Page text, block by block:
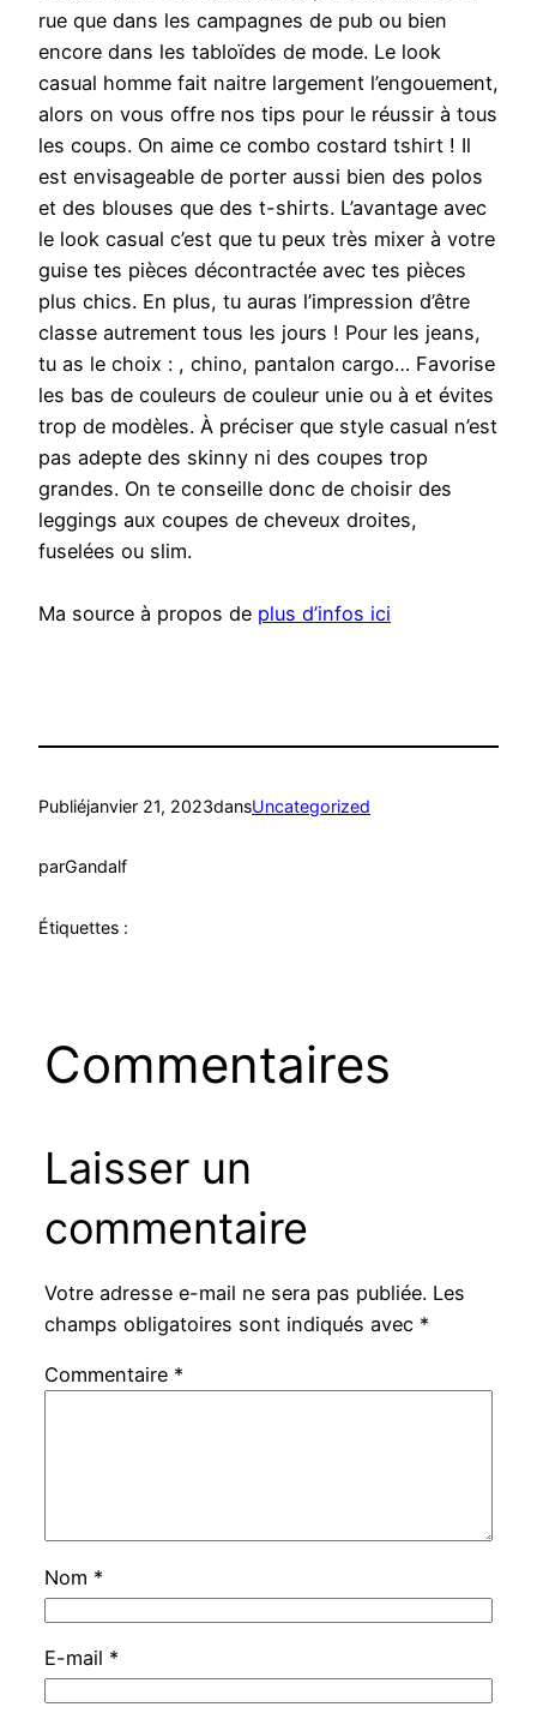
rue que dans les campagnes de pub ou bien
encore dans les tabloïdes de mode. Le look
casual homme fait naitre largement l’engouement,
alors on vous offre nos tips pour le réussir à tous
les coups. On aime ce combo costard tshirt ! Il
est envisageable de porter aussi bien des polos
et des blouses que des t-shirts. L’avantage avec
le look casual c’est que tu peux très mixer à votre
guise tes pièces décontractée avec tes pièces
plus chics. En plus, tu auras l’impression d’être
classe autrement tous les jours ! Pour les jeans,
tu as le choix : , chino, pantalon cargo… Favorise
les bas de couleurs de couleur unie ou à et évites
trop de modèles. À préciser que style casual n’est
pas adepte des skinny ni des coupes trop
grandes. On te conseille donc de choisir des
leggings aux coupes de cheveux droites,
fuselées ou slim.
Ma source à propos de plus d’infos ici
Publiéjanvier 21, 2023dansUncategorized
parGandalf
Étiquettes :
Commentaires
Laisser un
commentaire
Votre adresse e-mail ne sera pas publiée. Les
champs obligatoires sont indiqués avec *
Commentaire *
Nom *
E-mail *